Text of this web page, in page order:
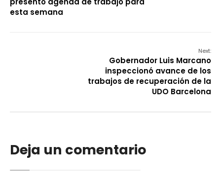
esta semana
Next:
Gobernador Luis Marcano
inspeccionó avance de los
trabajos de recuperación de la
UDO Barcelona
Deja un comentario